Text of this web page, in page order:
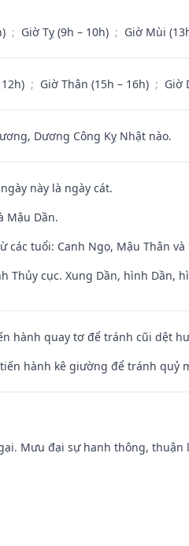
; Giờ Tỵ (9h – 10h) ; Giờ Mùi
; Giờ Thân (15h – 16h) ; Giờ
Dương Công Kỵ Nhật nào.
này là ngày cát.
Mậu Dần.
tuổi: Canh Ngọ, Mậu Thân
Thủy cục. Xung Dần, hình Dần,
hành quay tơ để tránh cũi dệt
hành kê giường để tránh quỷ
Mưu đại sự hanh thông,